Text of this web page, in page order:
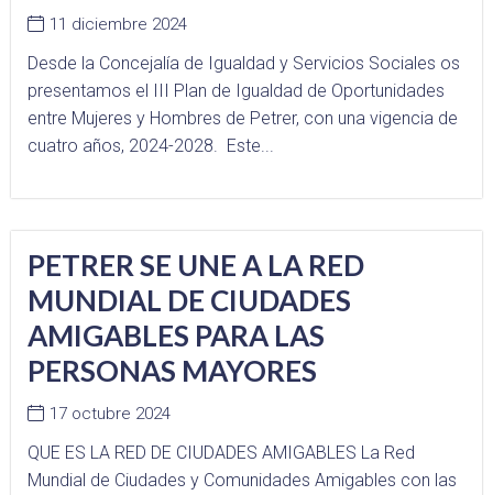
11 diciembre 2024
Desde la Concejalía de Igualdad y Servicios Sociales os
presentamos el III Plan de Igualdad de Oportunidades
entre Mujeres y Hombres de Petrer, con una vigencia de
cuatro años, 2024-2028. Este...
PETRER SE UNE A LA RED
MUNDIAL DE CIUDADES
AMIGABLES PARA LAS
PERSONAS MAYORES
17 octubre 2024
QUE ES LA RED DE CIUDADES AMIGABLES La Red
Mundial de Ciudades y Comunidades Amigables con las